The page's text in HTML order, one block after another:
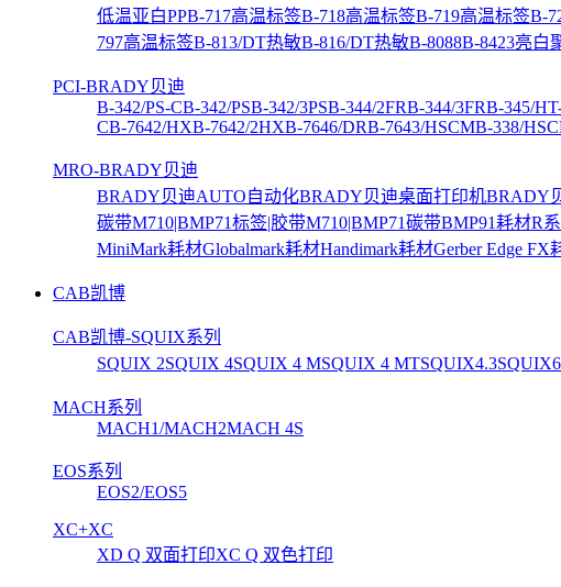
低温亚白PPB-717高温标签B-718高温标签B-719高温标签B-
797高温标签B-813/DT热敏B-816/DT热敏B-8088B-8423亮白
PCI-BRADY贝迪
B-342/PS-CB-342/PSB-342/3PSB-344/2FRB-344/3FRB-345/
CB-7642/HXB-7642/2HXB-7646/DRB-7643/HSCMB-338/
MRO-BRADY贝迪
BRADY贝迪AUTO自动化BRADY贝迪桌面打印机BRADY
碳带M710|BMP71标签|胶带M710|BMP71碳带BMP91耗材R
MiniMark耗材Globalmark耗材Handimark耗材Gerber Edge FX
CAB凯博
CAB凯博-SQUIX系列
SQUIX 2SQUIX 4SQUIX 4 MSQUIX 4 MTSQUIX4.3
MACH系列
MACH1/MACH2MACH 4S
EOS系列
EOS2/EOS5
XC+XC
XD Q 双面打印XC Q 双色打印